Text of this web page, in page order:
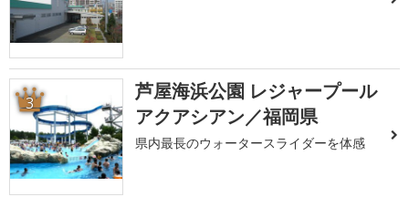
3
芦屋海浜公園 レジャープール
アクアシアン／福岡県
県内最長のウォータースライダーを体感